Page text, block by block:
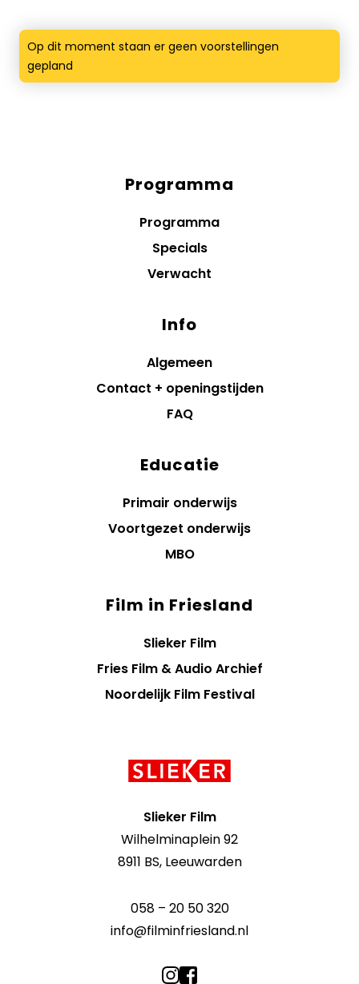
Op dit moment staan er geen voorstellingen
gepland
Programma
Programma
Specials
Verwacht
Info
Algemeen
Contact + openingstijden
FAQ
Educatie
Primair onderwijs
Voortgezet onderwijs
MBO
Film in Friesland
Slieker Film
Fries Film & Audio Archief
Noordelijk Film Festival
Slieker Film
Wilhelminaplein 92
8911 BS, Leeuwarden
058 – 20 50 320
info@filminfriesland.nl